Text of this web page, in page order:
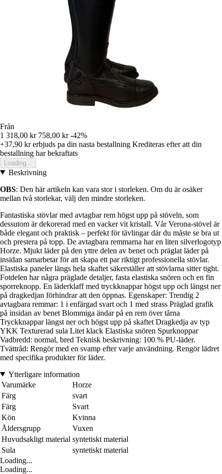
Från
1 318,00 kr 758,00 kr -42%
+37,90 krerbjuds pa din nasta bestallning Krediteras efter att din
bestallning har bekraftats
Loading...
Beskrivning
OBS: Den här artikeln kan vara stor i storleken. Om du är osäker
mellan två storlekar, välj den mindre storleken.
Fantastiska stövlar med avtagbar rem högst upp på stöveln, som
dessutom är dekorerad med en vacker vit kristall. Vår Verona-stövel är
både elegant och praktisk – perfekt för tävlingar där du måste se bra ut
och prestera på topp. De avtagbara remmarna har en liten silverlogotyp
Horze. Mjukt läder på den yttre delen av benet och präglat läder på
insidan samarbetar för att skapa ett par riktigt professionella stövlar.
Elastiska paneler längs hela skaftet säkerställer att stövlarna sitter tight.
Fotdelen har några präglade detaljer, fasta elastiska snören och en fin
sporreknopp. En läderklaff med tryckknappar högst upp och längst ner
på dragkedjan förhindrar att den öppnas. Egenskaper: Trendig 2
avtagbara remmar: 1 i enfärgad svart och 1 med strass Präglad grafik
på insidan av benet Blommiga ändar på en rem över tårna
Tryckknappar längst ner och högst upp på skaftet Dragkedja av typ
YKK Texturerad sula Litet klack Elastiska snören Spurknoppar
Vadbredd: normal, bred Teknisk beskrivning: 100 % PU-läder.
Tvättråd: Rengör med en svamp efter varje användning. Rengör lädret
med specifika produkter för läder.
Ytterligare information
Varumärke
Horze
Färg
svart
Färg
Svart
Kön
Kvinna
Åldersgrupp
Vuxen
Huvudsakligt material syntetiskt material
Sula
syntetiskt material
Loading...
Loading...